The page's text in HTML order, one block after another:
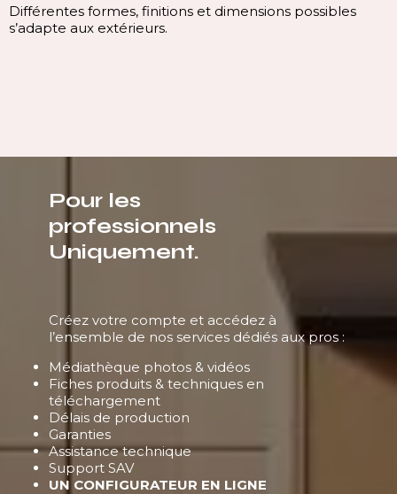
Différentes formes, finitions et dimensions possibles
s’adapte aux extérieurs.
Pour les
professionnels
Uniquement.
Créez votre compte et accédez à
l’ensemble de nos services dédiés aux pros :
Médiathèque photos & vidéos
Fiches produits & techniques en
téléchargement
Délais de production
Garanties
Assistance technique
Support SAV
UN CONFIGURATEUR EN LIGNE